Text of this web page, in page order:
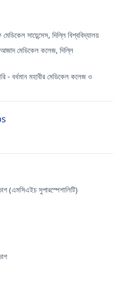
সায়েন্সেস, দিল্লি বিশ্ববিদ্যালয়
মেডিকেল কলেজ, দিল্লি
- বর্ধমান মহাবীর মেডিকেল কলেজ ও
(এমসিএইচ সুপারস্পেশালিটি)